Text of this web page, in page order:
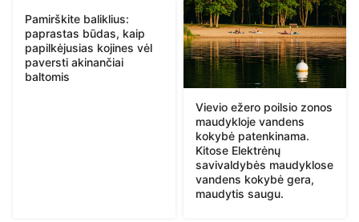
Pamirškite baliklius:
paprastas būdas, kaip
papilkėjusias kojines vėl
paversti akinančiai
baltomis
Vievio ežero poilsio zonos
maudykloje vandens
kokybė patenkinama.
Kitose Elektrėnų
savivaldybės maudyklose
vandens kokybė gera,
maudytis saugu.